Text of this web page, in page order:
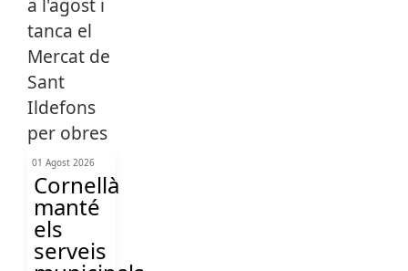
01 Agost 2026
Cornellà
manté
els
serveis